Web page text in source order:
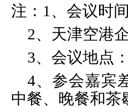
注：1、会议时
2、天津空港
3、会议地点
4、参会嘉宾
中餐、晚餐和茶